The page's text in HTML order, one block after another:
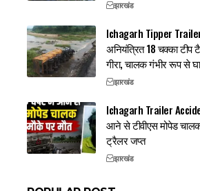
झारखंड
Ichagarh Tipper
अनियंत्रित 18 चक्का
गीरा, चालक गंभीर रूप से
झारखंड
Ichagarh Trailer
आने से टीवीएस मोपेड
ट्रैलर जप्त
झारखंड